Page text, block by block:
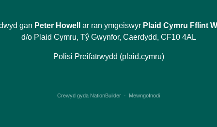
gan Peter Howell ar ran ymgeiswyr Plaid Cymru Fflint
d/o Plaid Cymru, Tŷ Gwynfor, Caerdydd, CF10 4AL
Polisi Preifatrwydd (plaid.cymru)
Crewyd gyda NationBuilder · Mewngofnodi